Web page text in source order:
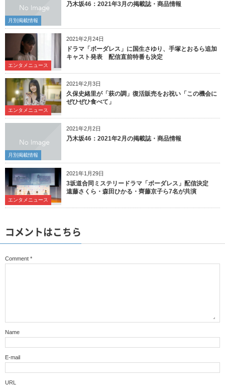
月別掲載情報
乃木坂46：2021年3月の掲載誌・商品情報
2021年2月24日
エンタメニュース
ドラマ「ボーダレス」に国生さゆり、手塚とおるら追加
キャスト発表 配信直前特番も決定
2021年2月3日
エンタメニュース
久保史緒里が「萩の調」復活販売をお祝い「この機会に
ぜひぜひ食べて」
2021年2月2日
月別掲載情報
乃木坂46：2021年2月の掲載誌・商品情報
2021年1月29日
エンタメニュース
3坂道合同ミステリードラマ「ボーダレス」配信決定
遠藤さくら・森田ひかる・齊藤京子ら7名が共演
コメントはこちら
Comment *
Name
E-mail
URL